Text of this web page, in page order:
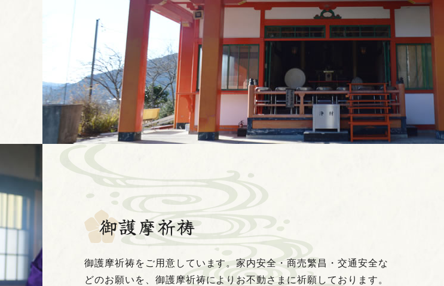
御護摩祈祷
御護摩祈祷をご用意しています。家内安全・商売繁昌・交通安全な
どのお願いを、御護摩祈祷によりお不動さまに祈願しております。